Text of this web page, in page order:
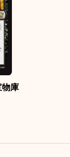
庫